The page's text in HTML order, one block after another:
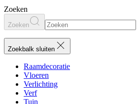
Zoeken
Zoeken
Zoekbalk sluiten
Raamdecoratie
Vloeren
Verlichting
Verf
Tuin